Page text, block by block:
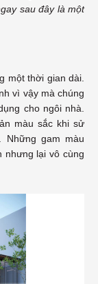
sau đây là một
một thời gian dài.
vì vậy mà chúng
cho ngôi nhà.
màu sắc khi sử
Những gam màu
nhưng lại vô cùng